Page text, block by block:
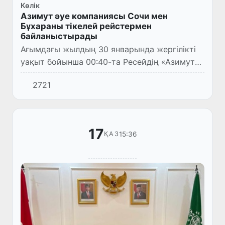
Көлік
Aзимут әуе компаниясы Сочи мен
Бұхараны тікелей рейстермен
байланыстырады
Ағымдағы жылдың 30 январында жергілікті
уақыт бойынша 00:40-та Ресейдің «Азимут»
әуе компаниясының Сочидан ұшқан ұшағы
«Бұхара» халықаралық әуежайына келіп
қонды. Дәстүрге ора...
2721
17ҚАЗ15:36